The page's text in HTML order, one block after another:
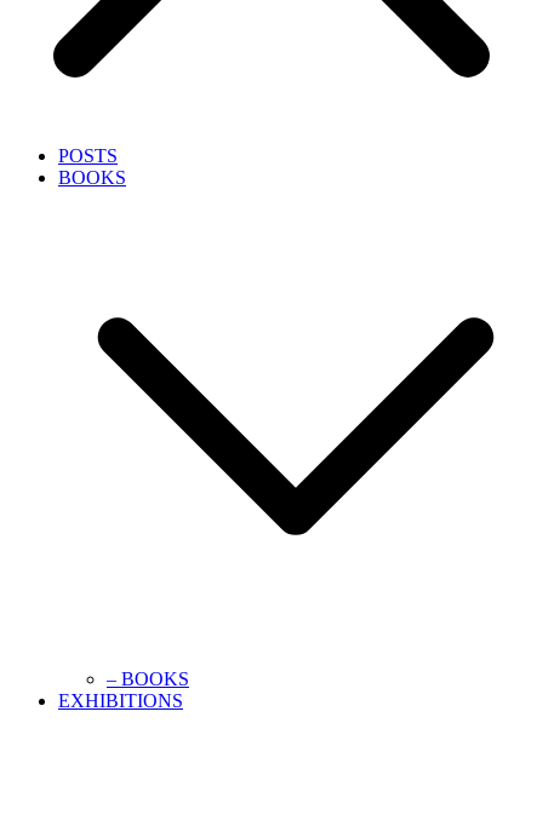
POSTS
BOOKS
– BOOKS
EXHIBITIONS